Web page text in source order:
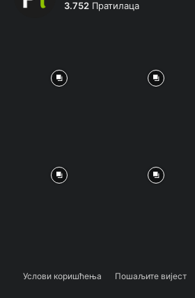
3.752 Пратилаца
Услови коришћења Пошаљите вијест